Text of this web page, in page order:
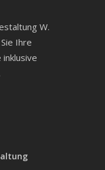
W.
Ihre